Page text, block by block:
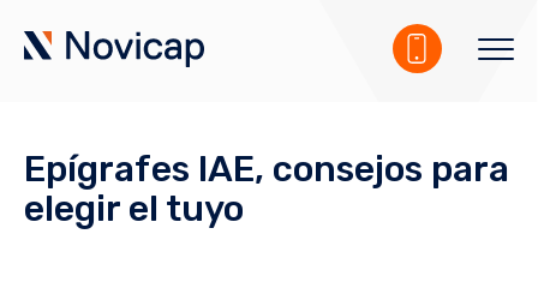
Epígrafes IAE, consejos para
elegir el tuyo